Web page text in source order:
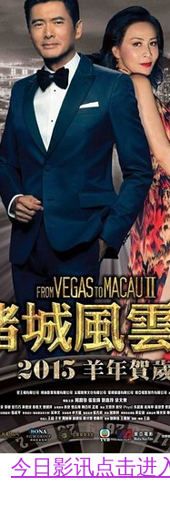
今日影讯点击进